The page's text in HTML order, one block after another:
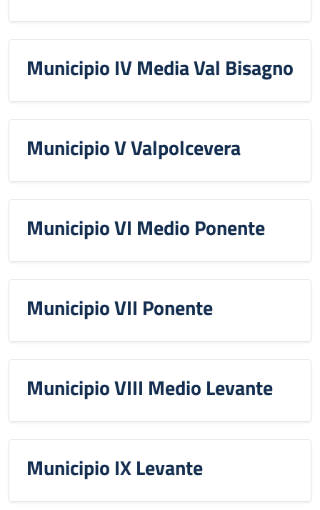
Municipio IV Media Val Bisagno
Municipio V Valpolcevera
Municipio VI Medio Ponente
Municipio VII Ponente
Municipio VIII Medio Levante
Municipio IX Levante